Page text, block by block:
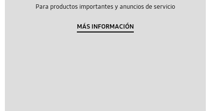
Para productos importantes y anuncios de servicio
MÁS INFORMACIÓN